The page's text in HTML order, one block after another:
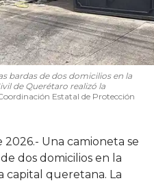
bardas de dos domicilios en la
de Querétaro realizó la
Estatal de Protección
Una camioneta se
dos domicilios en la
capital queretana. La